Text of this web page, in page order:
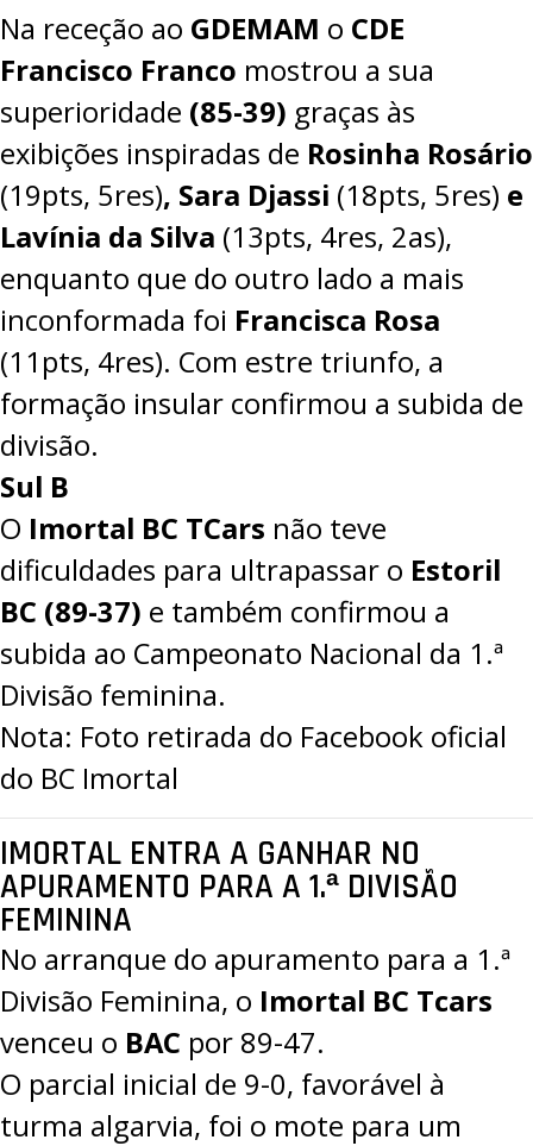
Na receção ao GDEMAM o CDE
Francisco Franco mostrou a sua
superioridade (85-39) graças às
exibições inspiradas de Rosinha Rosário
(19pts, 5res), Sara Djassi (18pts, 5res) e
Lavínia da Silva (13pts, 4res, 2as),
enquanto que do outro lado a mais
inconformada foi Francisca Rosa
(11pts, 4res). Com estre triunfo, a
formação insular confirmou a subida de
divisão.
Sul B
O Imortal BC TCars não teve
dificuldades para ultrapassar o Estoril
BC (89-37) e também confirmou a
subida ao Campeonato Nacional da 1.ª
Divisão feminina.
Nota: Foto retirada do Facebook oficial
do BC Imortal
IMORTAL ENTRA A GANHAR NO
APURAMENTO PARA A 1.ª DIVISÃO
FEMININA
No arranque do apuramento para a 1.ª
Divisão Feminina, o Imortal BC Tcars
venceu o BAC por 89-47.
O parcial inicial de 9-0, favorável à
turma algarvia, foi o mote para um